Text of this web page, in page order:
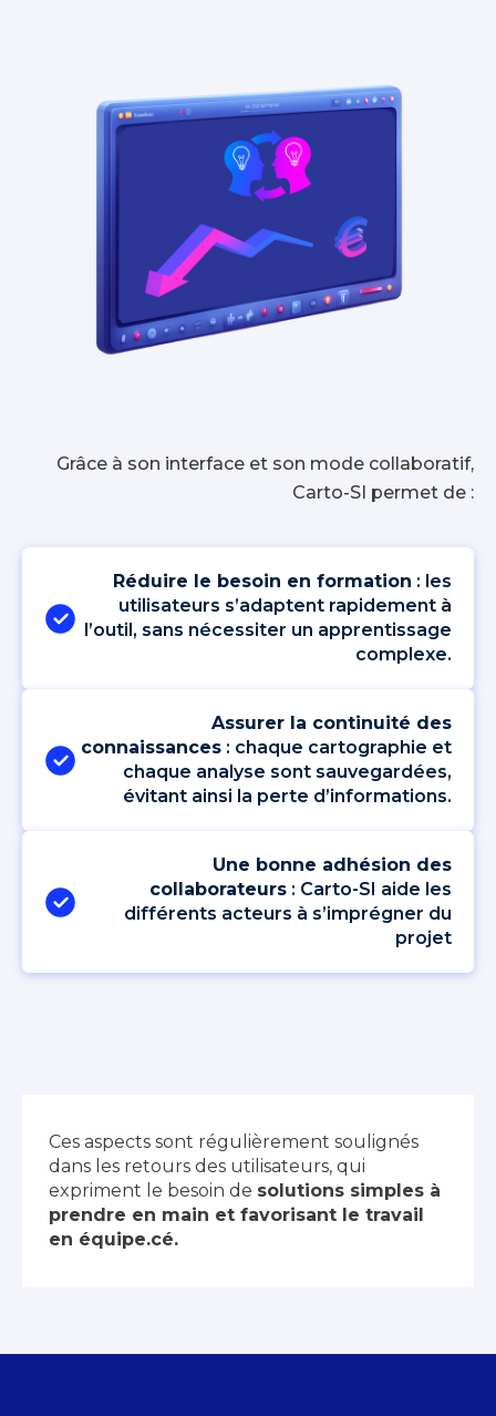
Grâce à son interface et son mode collaboratif,
Carto-SI permet de :
Réduire le besoin en formation : les
utilisateurs s’adaptent rapidement à
l’outil, sans nécessiter un apprentissage
complexe.
Assurer la continuité des
connaissances : chaque cartographie et
chaque analyse sont sauvegardées,
évitant ainsi la perte d’informations.
Une bonne adhésion des
collaborateurs : Carto-SI aide les
différents acteurs à s’imprégner du
projet
Ces aspects sont régulièrement soulignés
dans les retours des utilisateurs, qui
expriment le besoin de solutions simples à
prendre en main et favorisant le travail
en équipe.cé.